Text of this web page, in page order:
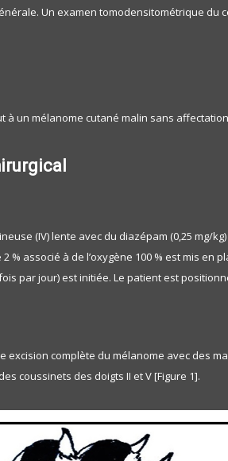
Un examen tomodensitométrique du
à un mélanome cutané malin sans
(IV) lente avec du diazépam (0,25 mg/
% associé à de l’oxygène 100 % est mis
par jour) est initiée. Le patient est
excision complète du mélanome avec des
coussinets des doigts II et V [Figure 1].